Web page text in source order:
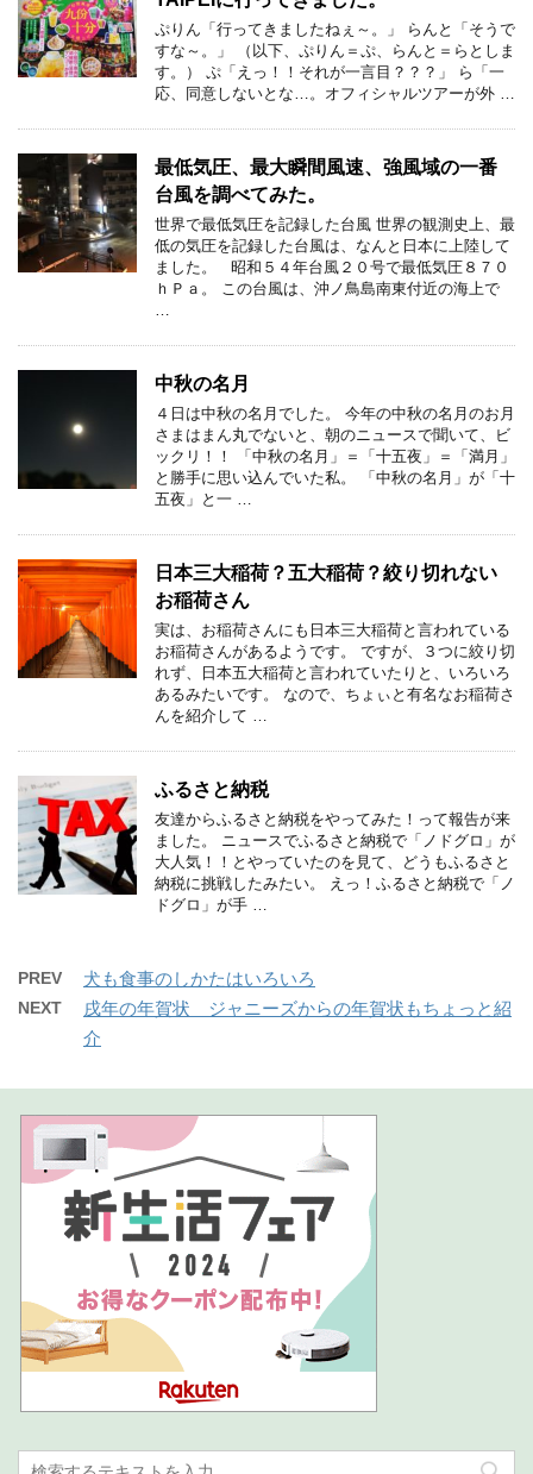
ぷりん「行ってきましたねぇ～。」 らんと「そうで
すな～。」 （以下、ぷりん＝ぷ、らんと＝らとしま
す。） ぷ「えっ！！それが一言目？？？」 ら「一
応、同意しないとな…。オフィシャルツアーが外 …
最低気圧、最大瞬間風速、強風域の一番
台風を調べてみた。
世界で最低気圧を記録した台風 世界の観測史上、最
低の気圧を記録した台風は、なんと日本に上陸して
ました。 昭和５４年台風２０号で最低気圧８７０
ｈＰａ。 この台風は、沖ノ鳥島南東付近の海上で
…
中秋の名月
４日は中秋の名月でした。 今年の中秋の名月のお月
さまはまん丸でないと、朝のニュースで聞いて、ビ
ックリ！！ 「中秋の名月」＝「十五夜」＝「満月」
と勝手に思い込んでいた私。 「中秋の名月」が「十
五夜」と一 …
日本三大稲荷？五大稲荷？絞り切れない
お稲荷さん
実は、お稲荷さんにも日本三大稲荷と言われている
お稲荷さんがあるようです。 ですが、３つに絞り切
れず、日本五大稲荷と言われていたりと、いろいろ
あるみたいです。 なので、ちょぃと有名なお稲荷さ
んを紹介して …
ふるさと納税
友達からふるさと納税をやってみた！って報告が来
ました。 ニュースでふるさと納税で「ノドグロ」が
大人気！！とやっていたのを見て、どうもふるさと
納税に挑戦したみたい。 えっ！ふるさと納税で「ノ
ドグロ」が手 …
PREV 犬も食事のしかたはいろいろ
NEXT
戌年の年賀状 ジャニーズからの年賀状もちょっと紹
介